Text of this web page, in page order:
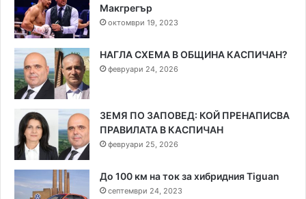
Макгрегър
октомври 19, 2023
НАГЛА СХЕМА В ОБЩИНА КАСПИЧАН?
февруари 24, 2026
ЗЕМЯ ПО ЗАПОВЕД: КОЙ ПРЕНАПИСВА
ПРАВИЛАТА В КАСПИЧАН
февруари 25, 2026
До 100 км на ток за хибридния Tiguan
септември 24, 2023